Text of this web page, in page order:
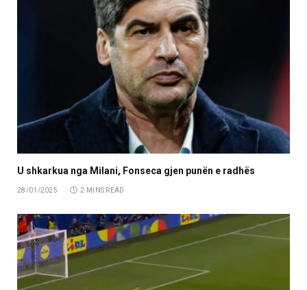
U shkarkua nga Milani, Fonseca gjen punën e radhës
28/01/2025 2 MINS READ